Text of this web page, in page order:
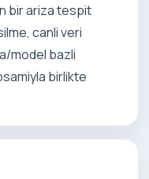
bir ariza tespit
canli veri
model bazli
birlikte